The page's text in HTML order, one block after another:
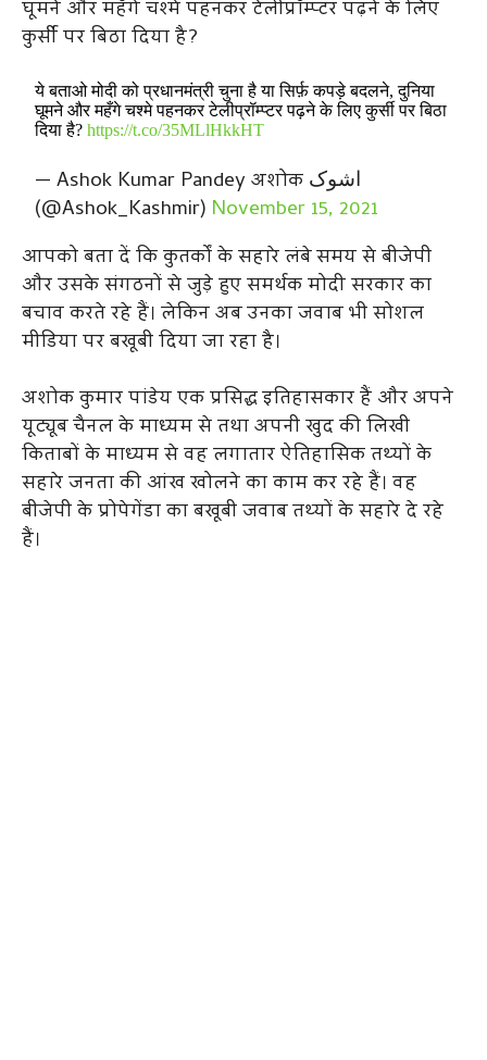
घूमने और महँगे चश्मे पहनकर टेलीप्रॉम्प्टर पढ़ने के लिए
कुर्सी पर बिठा दिया है?
ये बताओ मोदी को प्रधानमंत्री चुना है या सिर्फ़ कपड़े बदलने, दुनिया
घूमने और महँगे चश्मे पहनकर टेलीप्रॉम्प्टर पढ़ने के लिए कुर्सी पर बिठा
दिया है?https://t.co/35MLlHkkHT
— Ashok Kumar Pandey अशोक اشوک
(@Ashok_Kashmir) November 15, 2021
आपको बता दें कि कुतर्कों के सहारे लंबे समय से बीजेपी
और उसके संगठनों से जुड़े हुए समर्थक मोदी सरकार का
बचाव करते रहे हैं। लेकिन अब उनका जवाब भी सोशल
मीडिया पर बखूबी दिया जा रहा है।
अशोक कुमार पांडेय एक प्रसिद्ध इतिहासकार हैं और अपने
यूट्यूब चैनल के माध्यम से तथा अपनी खुद की लिखी
किताबों के माध्यम से वह लगातार ऐतिहासिक तथ्यों के
सहारे जनता की आंख खोलने का काम कर रहे हैं। वह
बीजेपी के प्रोपेगेंडा का बखूबी जवाब तथ्यों के सहारे दे रहे
हैं।